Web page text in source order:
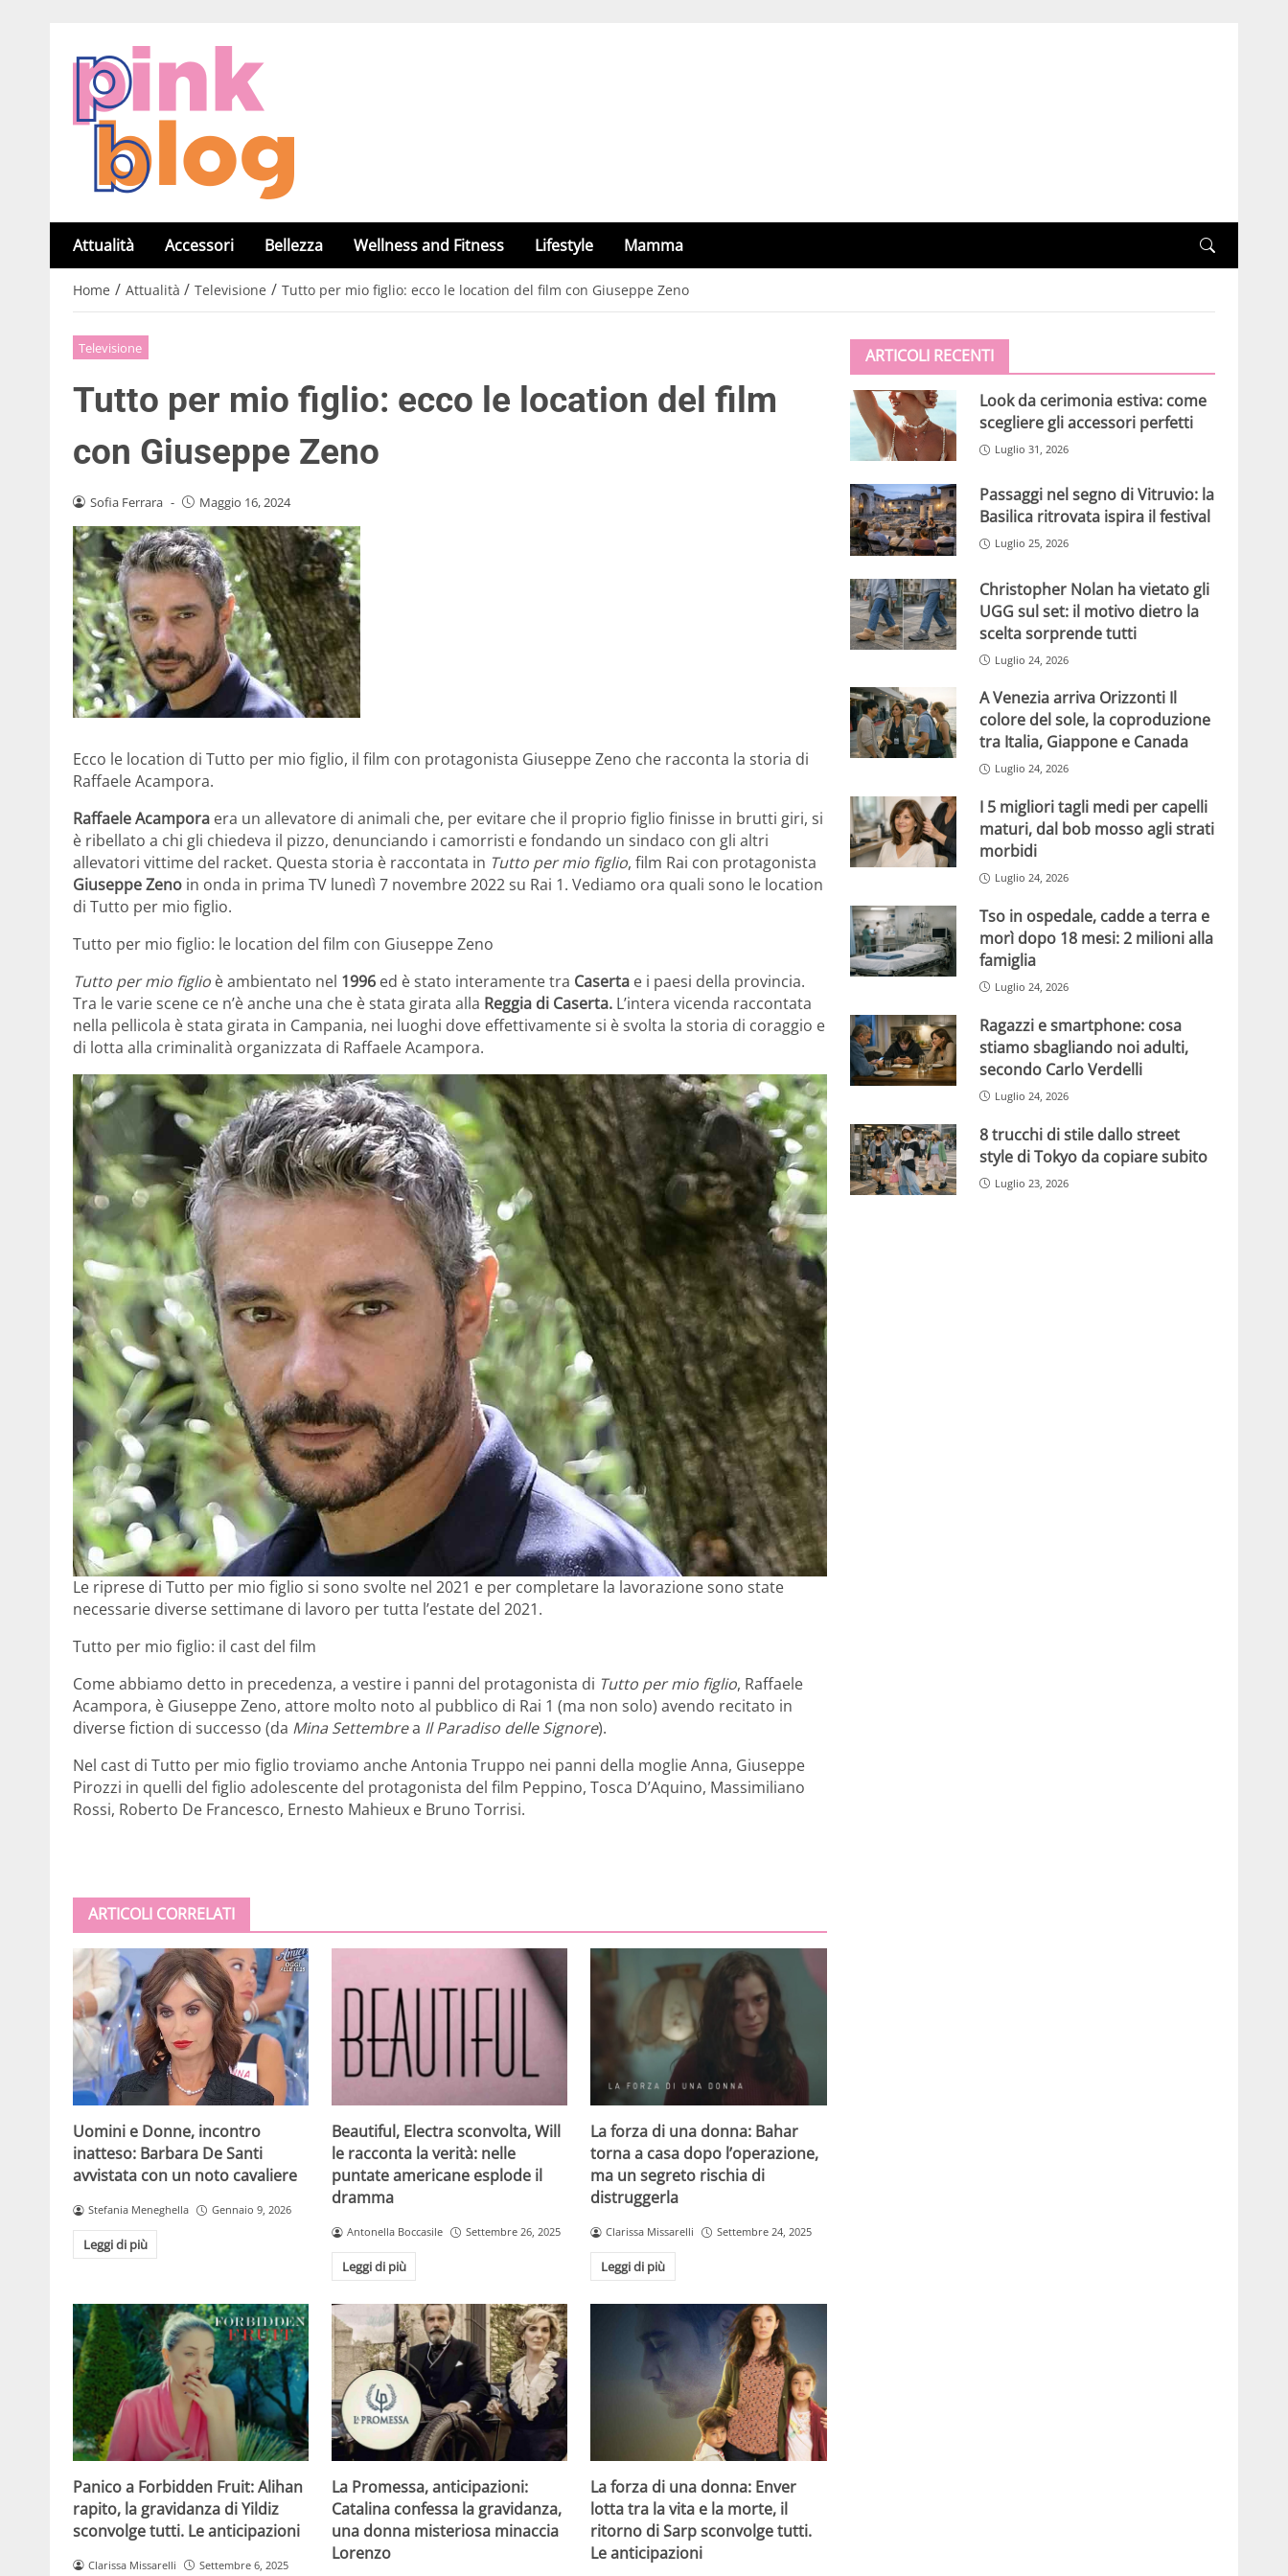
Attualità Accessori Bellezza Wellness and Fitness Lifestyle Mamma
Home / Attualità / Televisione / Tutto per mio figlio: ecco le location del film con Giuseppe Zeno
Televisione
Tutto per mio figlio: ecco le location del film
con Giuseppe Zeno
Sofia Ferrara - Maggio 16, 2024
Ecco le location di Tutto per mio figlio, il film con protagonista Giuseppe Zeno che racconta la storia di
Raffaele Acampora.
Raffaele Acampora era un allevatore di animali che, per evitare che il proprio figlio finisse in brutti giri, si
è ribellato a chi gli chiedeva il pizzo, denunciando i camorristi e fondando un sindaco con gli altri
allevatori vittime del racket. Questa storia è raccontata in Tutto per mio figlio, film Rai con protagonista
Giuseppe Zeno in onda in prima TV lunedì 7 novembre 2022 su Rai 1. Vediamo ora quali sono le location
di Tutto per mio figlio.
Tutto per mio figlio: le location del film con Giuseppe Zeno
Tutto per mio figlio è ambientato nel 1996 ed è stato interamente tra Caserta e i paesi della provincia.
Tra le varie scene ce n’è anche una che è stata girata alla Reggia di Caserta. L’intera vicenda raccontata
nella pellicola è stata girata in Campania, nei luoghi dove effettivamente si è svolta la storia di coraggio e
di lotta alla criminalità organizzata di Raffaele Acampora.
Le riprese di Tutto per mio figlio si sono svolte nel 2021 e per completare la lavorazione sono state
necessarie diverse settimane di lavoro per tutta l’estate del 2021.
Tutto per mio figlio: il cast del film
Come abbiamo detto in precedenza, a vestire i panni del protagonista di Tutto per mio figlio, Raffaele
Acampora, è Giuseppe Zeno, attore molto noto al pubblico di Rai 1 (ma non solo) avendo recitato in
diverse fiction di successo (da Mina Settembrea Il Paradiso delle Signore).
Nel cast di Tutto per mio figlio troviamo anche Antonia Truppo nei panni della moglie Anna, Giuseppe
Pirozzi in quelli del figlio adolescente del protagonista del film Peppino, Tosca D’Aquino, Massimiliano
Rossi, Roberto De Francesco, Ernesto Mahieux e Bruno Torrisi.
ARTICOLI CORRELATI
Uomini e Donne, incontro
inatteso: Barbara De Santi
avvistata con un noto cavaliere
Stefania Meneghella Gennaio 9, 2026
Leggi di più
Beautiful, Electra sconvolta, Will
le racconta la verità: nelle
puntate americane esplode il
dramma
Antonella Boccasile Settembre 26, 2025
Leggi di più
La forza di una donna: Bahar
torna a casa dopo l’operazione,
ma un segreto rischia di
distruggerla
Clarissa Missarelli Settembre 24, 2025
Leggi di più
Panico a Forbidden Fruit: Alihan
rapito, la gravidanza di Yildiz
sconvolge tutti. Le anticipazioni
Clarissa Missarelli Settembre 6, 2025
La Promessa, anticipazioni:
Catalina confessa la gravidanza,
una donna misteriosa minaccia
Lorenzo
La forza di una donna: Enver
lotta tra la vita e la morte, il
ritorno di Sarp sconvolge tutti.
Le anticipazioni
ARTICOLI RECENTI
Look da cerimonia estiva: come
scegliere gli accessori perfetti
Luglio 31, 2026
Passaggi nel segno di Vitruvio: la
Basilica ritrovata ispira il festival
Luglio 25, 2026
Christopher Nolan ha vietato gli
UGG sul set: il motivo dietro la
scelta sorprende tutti
Luglio 24, 2026
A Venezia arriva Orizzonti Il
colore del sole, la coproduzione
tra Italia, Giappone e Canada
Luglio 24, 2026
I 5 migliori tagli medi per capelli
maturi, dal bob mosso agli strati
morbidi
Luglio 24, 2026
Tso in ospedale, cadde a terra e
morì dopo 18 mesi: 2 milioni alla
famiglia
Luglio 24, 2026
Ragazzi e smartphone: cosa
stiamo sbagliando noi adulti,
secondo Carlo Verdelli
Luglio 24, 2026
8 trucchi di stile dallo street
style di Tokyo da copiare subito
Luglio 23, 2026